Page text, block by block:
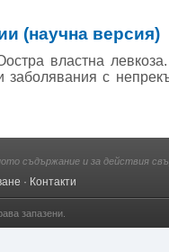
(научна версия)
властна
заболявания с
съдържание и за действия
· Контакти
запазени.